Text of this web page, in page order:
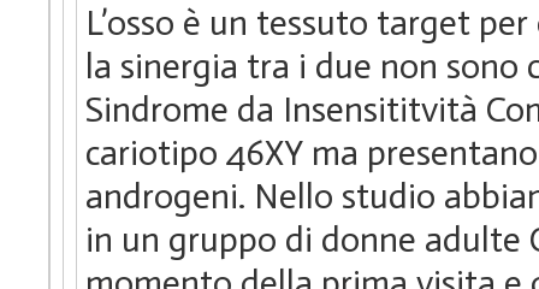
L’osso è un tessuto target
la sinergia tra i due non
Sindrome da Insensititvità
cariotipo 46XY ma
androgeni. Nello studio
in un gruppo di donne adulte